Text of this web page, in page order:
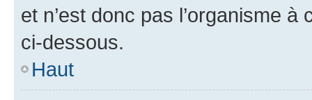
et n’est donc pas l’organisme
ci-dessous.
Haut